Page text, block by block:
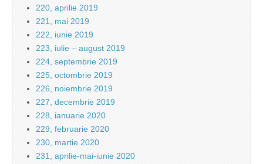
220, aprilie 2019
221, mai 2019
222, iunie 2019
223, iulie – august 2019
224, septembrie 2019
225, octombrie 2019
226, noiembrie 2019
227, decembrie 2019
228, ianuarie 2020
229, februarie 2020
230, martie 2020
231, aprilie-mai-iunie 2020